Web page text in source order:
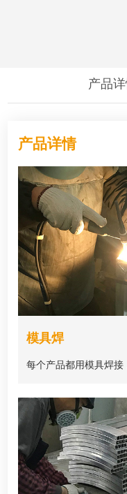
产品
产品详情
模具焊
每个产品都用模具焊接